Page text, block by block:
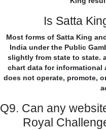
Is Satta
Most forms of Satta King
India under the Public
slightly from state to state.
chart data for informational
does not operate, promote,
Q9. Can any
Royal